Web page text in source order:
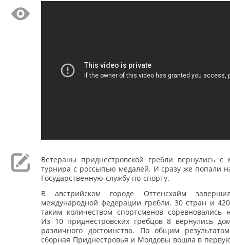
Ветераны приднестровской гребли вернулись с
турнира с россыпью медалей. И сразу же попали
Государственную службу по спорту.
В австрийском городе Оттенсхайм
международной федерации гребли. 30 стран и
таким количеством спортсменов соревновались
Из 10 приднестровских гребцов 8 вернулись
различного достоинства. По общим
сборная Приднестровья и Молдовы вошла в